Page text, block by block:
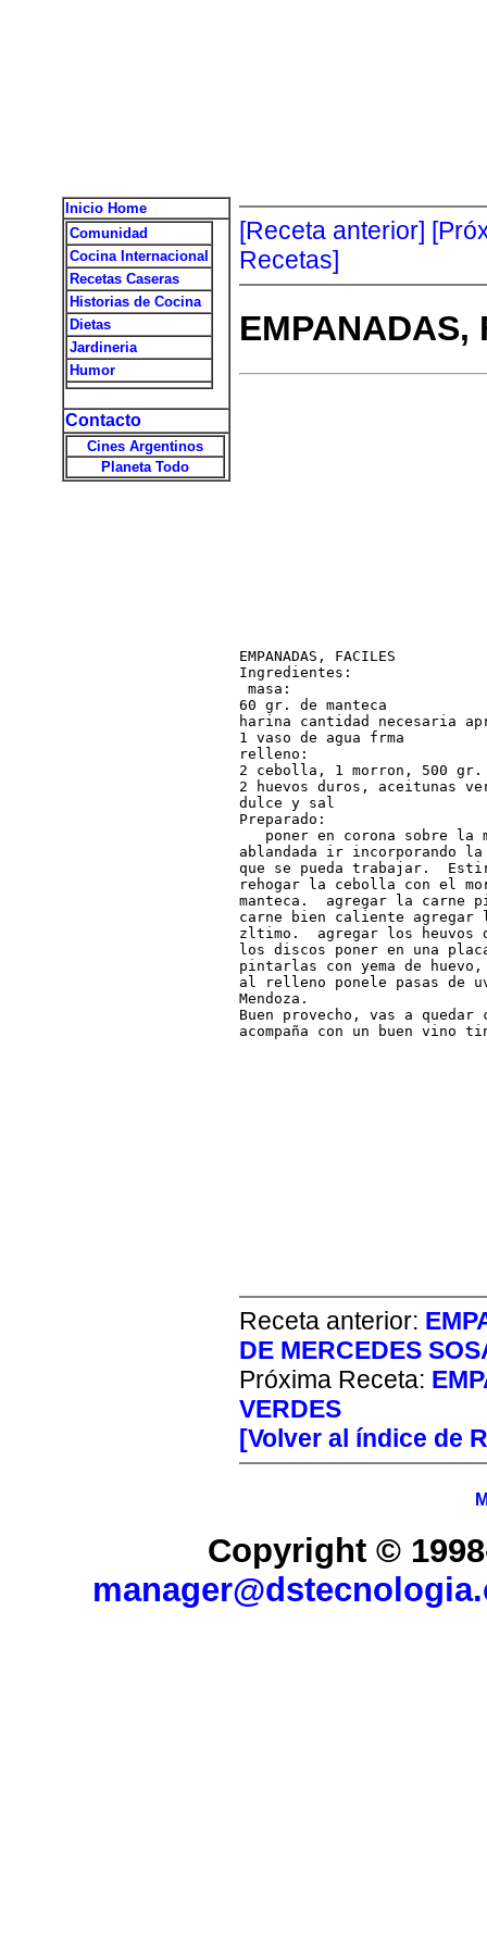
Inicio Home
Comunidad
Cocina Internacional
Recetas Caseras
Historias de Cocina
Dietas
Jardineria
Humor
Contacto
Cines Argentinos
Planeta Todo
[Receta anterior]
Recetas]
EMPANADAS,
EMPANADAS, FACILES
Ingredientes:
masa:
60 gr. de manteca
harina cantidad necesaria
1 vaso de agua frma
relleno:
2 cebolla, 1 morron, 500 gr.
2 huevos duros, aceitunas
dulce y sal
Preparado:
poner en corona sobre la
ablandada ir incorporando
que se pueda trabajar.
rehogar la cebolla con el
manteca.  agregar la carne
carne bien caliente
zltimo.  agregar los heuvos
los discos poner en una
pintarlas con yema de
al relleno ponele pasas de
Mendoza.
Buen provecho, vas a quedar
acompaña con un buen vino
Receta anterior:
DE MERCEDES
Próxima Receta:
VERDES
[Volver al índice de
Copyright ©